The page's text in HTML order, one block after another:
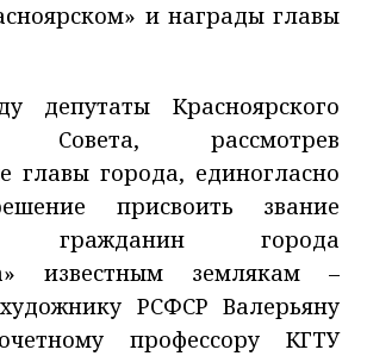
и награды главы
депутаты Красноярского
Совета, рассмотрев
главы города, единогласно
присвоить звание
гражданин города
известным землякам –
РСФСР Валерьяну
профессору КГТУ